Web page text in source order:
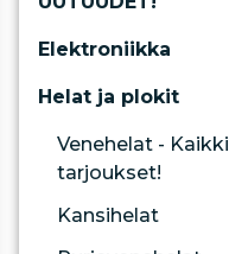
Elektroniikka
Helat ja plokit
Venehelat - Kaikki
tarjoukset!
Kansihelat